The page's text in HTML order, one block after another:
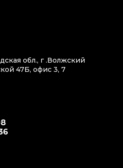
обл., г .Волжский
47Б, офис 3, 7